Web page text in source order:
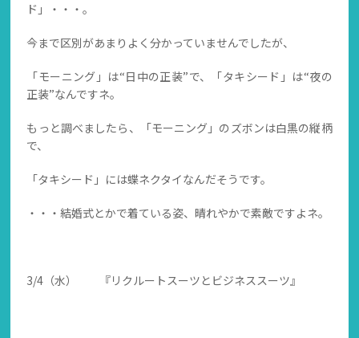
ド」・・・。
今まで区別があまりよく分かっていませんでしたが、
「モーニング」は“日中の正装”で、「タキシード」は“夜の
正装”なんですネ。
もっと調べましたら、「モーニング」のズボンは白黒の縦柄
で、
「タキシード」には蝶ネクタイなんだそうです。
・・・結婚式とかで着ている姿、晴れやかで素敵ですよネ。
3/4（水） 『リクルートスーツとビジネススーツ』